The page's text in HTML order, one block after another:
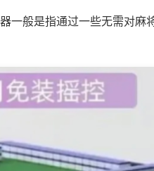
一般是指通过一些无需对麻